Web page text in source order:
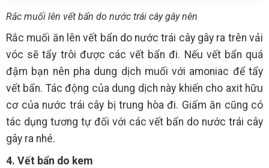
Rắc muối lên vết bẩn do nước trái cây gây nên
Rắc muối ăn lên vết bẩn do nước trái cây gây ra trên vải
vóc sẽ tẩy trôi được các vết bẩn đi. Nếu vết bẩn quá
đậm bạn nên pha dung dịch muối với amoniac để tẩy
vết bẩn. Tác động của dung dịch này khiến cho axit hữu
cơ của nước trái cây bị trung hòa đi. Giấm ăn cũng có
tác dụng tương tự đối với các vết bẩn do nước trái cây
gây ra nhé.
4. Vết bẩn do kem